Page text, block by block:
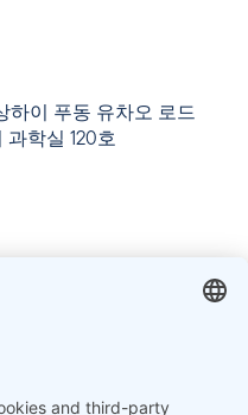
하이 푸동 유차오 로드
과학실 120호
플롯 65, 2층, 사이 엔